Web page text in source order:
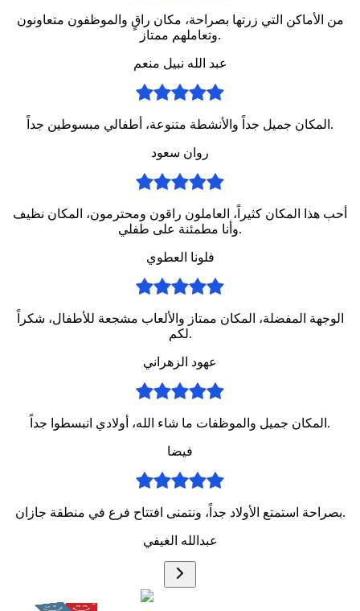
من الأماكن التي زرتها بصراحة، مكان راقٍ والموظفون متعاونون
وتعاملهم ممتاز.
عبد الله نبيل منعم
المكان جميل جداً والأنشطة متنوعة، أطفالي مبسوطين جداً.
روان سعود
أحب هذا المكان كثيراً، العاملون راقون ومحترمون، المكان نظيف
وأنا مطمئنة على طفلي.
فلونا العطوي
الوجهة المفضلة، المكان ممتاز والألعاب مشجعة للأطفال، شكراً
لكم.
عهود الزهراني
المكان جميل والموظفات ما شاء الله، أولادي انبسطوا جداً.
فيضا
بصراحة استمتع الأولاد جداً، ونتمنى افتتاح فرع في منطقة جازان.
عبدالله الغيفي